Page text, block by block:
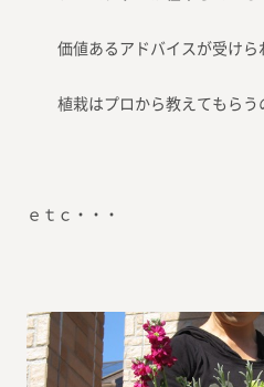
価値あるアドバイスが受けら
植栽はプロから教えてもらう
ｅｔｃ・・・